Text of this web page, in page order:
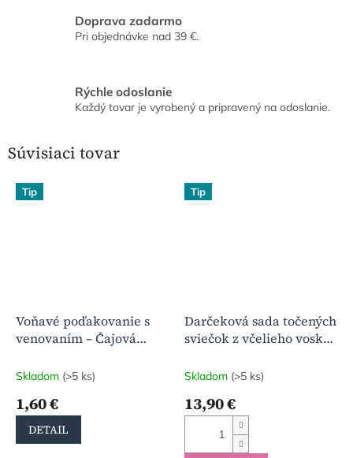
Doprava zadarmo
Pri objednávke nad 39 €.
Rýchle odoslanie
Každý tovar je vyrobený a pripravený na odoslanie.
Súvisiaci tovar
Tip
Voňavé poďakovanie s
venovaním – Čajová
včelieho vosku
Skladom (>5 ks)
1,60 €
DETAIL
Tip
Darčeková sada točených
sviečok z včelieho vosku
medu
Skladom (>5 ks)
13,90 €